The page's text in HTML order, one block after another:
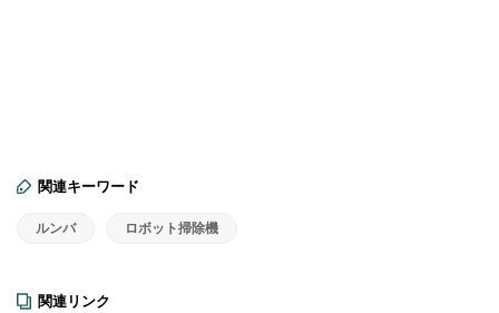
関連キーワード
ルンバ ロボット掃除機
関連リンク